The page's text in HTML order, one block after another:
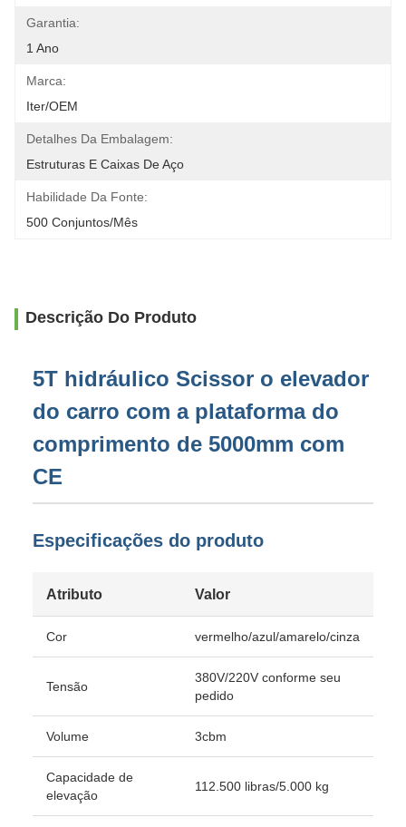
Garantia:
1 Ano
Marca:
Iter/OEM
Detalhes Da Embalagem:
Estruturas E Caixas De Aço
Habilidade Da Fonte:
500 Conjuntos/mês
Descrição Do Produto
5T hidráulico Scissor o elevador
do carro com a plataforma do
comprimento de 5000mm com
CE
Especificações do produto
Atributo Valor
Cor vermelho/azul/amarelo/cinza
Tensão
380V/220V conforme seu
pedido
Volume 3cbm
Capacidade de
elevação
112.500 libras/5.000 kg